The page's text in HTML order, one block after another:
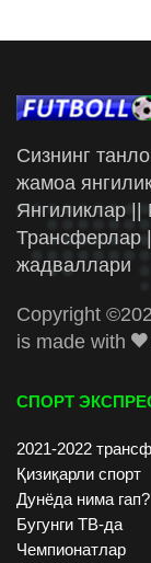
Сизнинг
жамоа
Янгиликлар ||
Трансферлар
жадваллари
Copyright ©
is made with
СПОРТ
2021-2022
Қизиқарли спорт
Дунёда нима гап?
Бугунги ТВ-да
Чемпионатлар